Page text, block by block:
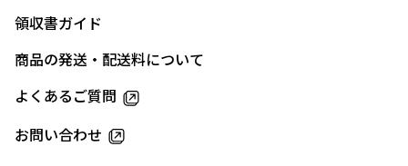
領収書ガイド
商品の発送・配送料について
よくあるご質問
お問い合わせ